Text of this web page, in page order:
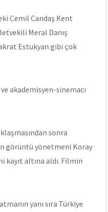
Cemil Candaş Kent
Meral Danış
Estukyan gibi çok
akademisyen-sinemacı
sonra
görüntü yönetmeni Koray
altına aldı. Filmin
yanı sıra Türkiye